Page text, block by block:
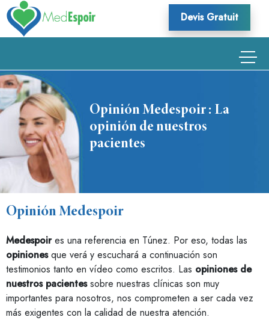
Skip
to
content
Devis Gratuit
Opinión Medespoir : La
opinión de nuestros
pacientes
Opinión Medespoir
Medespoires una referencia en Túnez. Por eso, todas las
opinionesque verá y escuchará a continuación son
testimonios tanto en vídeo como escritos. Las opiniones de
nuestros pacientessobre nuestras clínicas son muy
importantes para nosotros, nos comprometen a ser cada vez
más exigentes con la calidad de nuestra atención.